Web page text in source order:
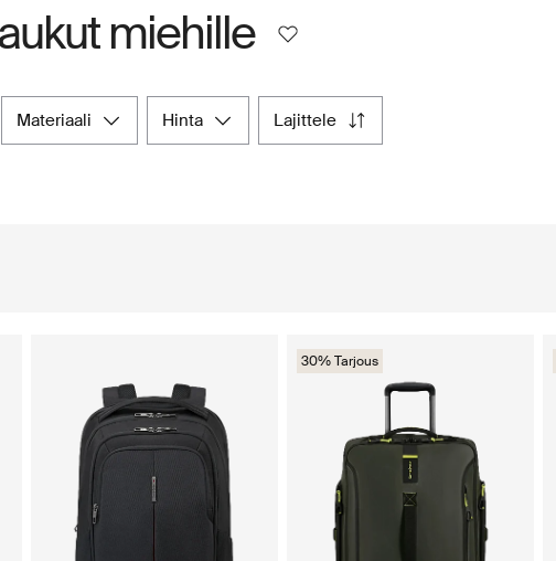
miehille
materiaali hinta lajittele
30% Tarjous